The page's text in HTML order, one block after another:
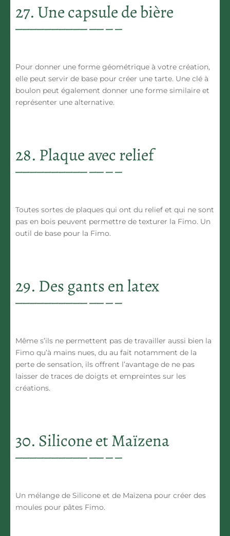
27. Une capsule de bière
Pour donner une forme géométrique à votre création,
elle peut servir de base pour créer une tarte. Une clé à
boulon peut également donner une forme similaire et
représenter une alternative.
28. Plaque avec relief
Toutes sortes de plaques qui ont du relief et qui ne sont
pas en bois peuvent permettre de texturer la Fimo. Un
outil de base pour la Fimo.
29. Des gants en latex
Même s’ils ne permettent pas de travailler aussi bien la
Fimo qu’à mains nues, du au fait notamment de la
perte de sensation, ils offrent l’avantage de ne pas
laisser de traces de doigts et empreintes sur les
créations.
30. Silicone et Maïzena
Un mélange de Silicone et de Maïzena pour créer des
moules pour pâtes Fimo.